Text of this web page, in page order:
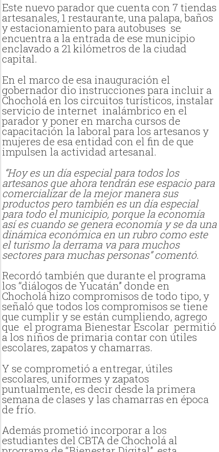
Este nuevo parador que cuenta con 7 tiendas
artesanales, 1 restaurante, una palapa, baños
y estacionamiento para autobuses se
encuentra a la entrada de ese municipio
enclavado a 21 kilómetros de la ciudad
capital.
En el marco de esa inauguración el
gobernador dio instrucciones para incluir a
Chocholá en los circuitos turísticos, instalar
servicio de internet inalámbrico en el
parador y poner en marcha cursos de
capacitación la laboral para los artesanos y
mujeres de esa entidad con el fin de que
impulsen la actividad artesanal.
“Hoy es un día especial para todos los
artesanos que ahora tendrán ese espacio para
comercializar de la mejor manera sus
productos pero también es un día especial
para todo el municipio, porque la economía
así es cuando se genera economía y se da una
dinámica económica en un rubro como este
el turismo la derrama va para muchos
sectores para muchas personas” comentó.
Recordó también que durante el programa
los “diálogos de Yucatán” donde en
Chocholá hizo compromisos de todo tipo, y
señaló que todos los compromisos se tiene
que cumplir y se están cumpliendo, agrego
que el programa Bienestar Escolar permitió
a los niños de primaria contar con útiles
escolares, zapatos y chamarras.
Y se comprometió a entregar, útiles
escolares, uniformes y zapatos
puntualmente, es decir desde la primera
semana de clases y las chamarras en época
de frío.
Además prometió incorporar a los
estudiantes del CBTA de Chocholá al